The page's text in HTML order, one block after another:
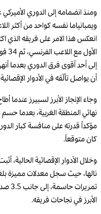
ويمبانياما نفسه كواحد من أكثر
أن يواصل تألّقه في الأدوار
وجاء الإنجاز الأبرز لسبيرز عندما
نهائي المنطقة الغربية، بعدما
مؤكداً قدرته على منافسة كبار
كان متوقعاً.
وخلال الأدوار الإقصائية الحالية،
الأبرز في نجاحات فريقه.